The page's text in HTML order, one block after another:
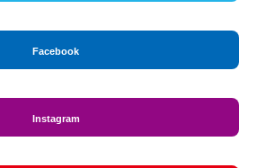
Facebook
Instagram